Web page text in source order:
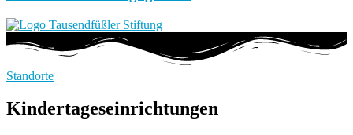
Standorte
Kindertageseinrichtungen